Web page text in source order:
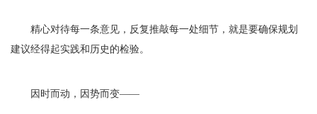
精心对待每一条意见，反复推敲每一处细节，就是要确保规划
建议经得起实践和历史的检验。
因时而动，因势而变——